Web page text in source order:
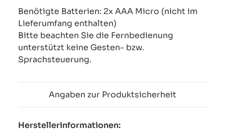
Benötigte Batterien: 2x AAA Micro (nicht im
Lieferumfang enthalten)
Bitte beachten Sie die Fernbedienung
unterstützt keine Gesten- bzw.
Sprachsteuerung.
Angaben zur Produktsicherheit
Herstellerinformationen: